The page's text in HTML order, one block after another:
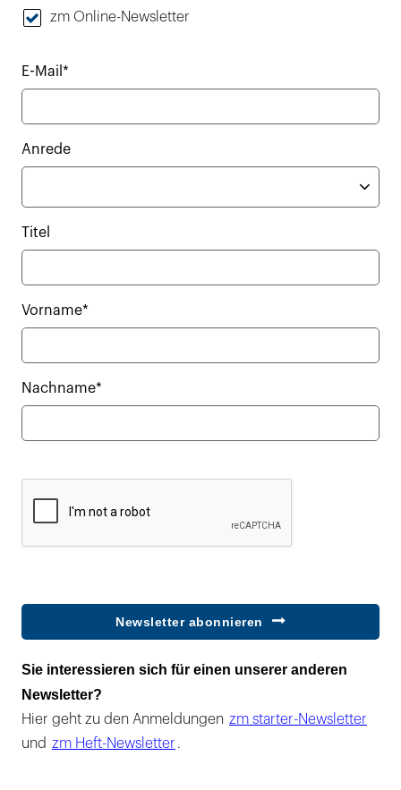
zm Online-Newsletter
E-Mail*
Anrede
Titel
Vorname*
Nachname*
Newsletter abonnieren
Sie interessieren sich für einen unserer anderen
Newsletter?
Hier geht zu den Anmeldungen zm starter-Newsletter
und zm Heft-Newsletter .